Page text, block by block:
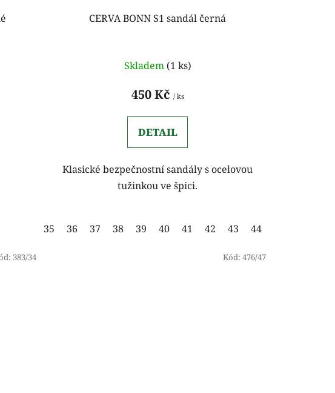
CERVA BONN S1 sandál černá
Skladem (1 ks)
450 Kč / ks
DETAIL
Klasické bezpečnostní sandály s ocelovou
tužinkou ve špici.
35 36 37 38 39 40 41 42 43 44
383/34 Kód: 476/47